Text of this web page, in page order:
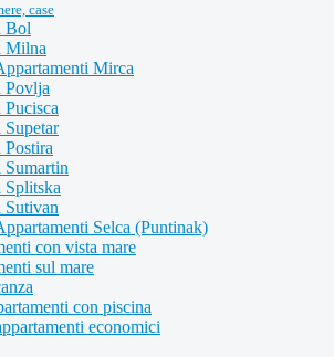
case
Bol
Milna
Mirca
Povlja
Selca (Puntinak)
con vista mare
sul mare
con piscina
economici